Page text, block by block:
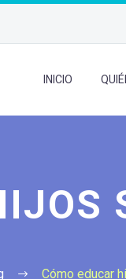
INICIO
Cómo educar